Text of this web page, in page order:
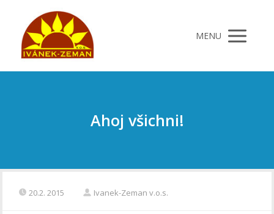
MENU
Ahoj všichni!
20.2. 2015 Ivanek-Zeman v.o.s.